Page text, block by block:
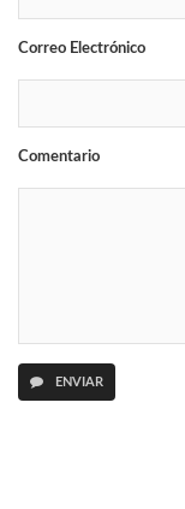
Correo Electrónico
Comentario
ENVIAR